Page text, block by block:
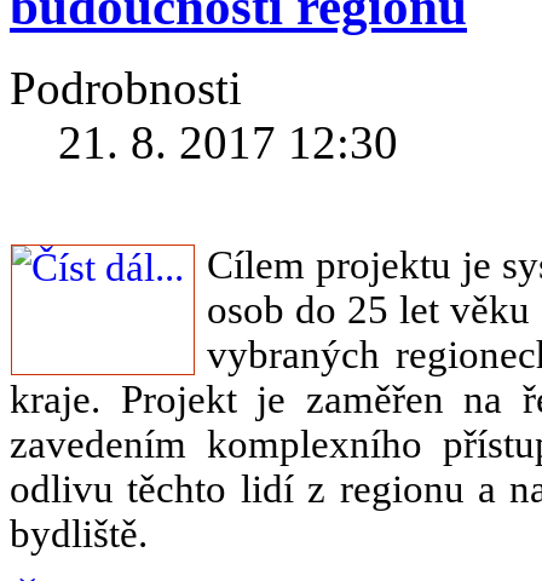
Podrobnosti
21. 8. 2017 12:30
Cílem projektu je
osob do 25 let
vybraných
kraje. Projekt je zaměřen na
zavedením komplexního
odlivu těchto lidí z regionu a
bydliště.